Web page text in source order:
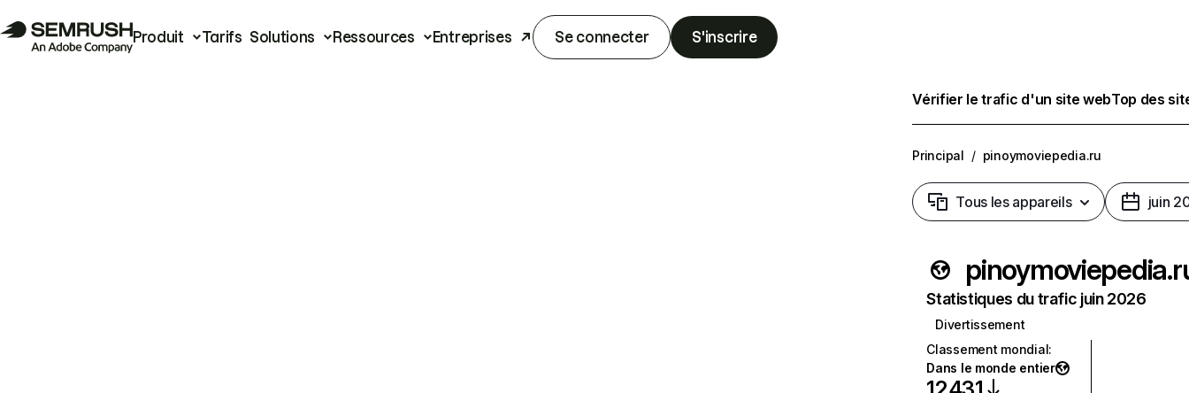
Produit Tarifs Solutions Ressources Entreprises Se connecter S'inscrire
Vérifier le trafic d'un site webTop des
Principal / pinoymoviepedia.ru
Tous les appareils juin
Statistiques du trafic juin 2026
Divertissement
Classement mondial:
Dans le monde entier